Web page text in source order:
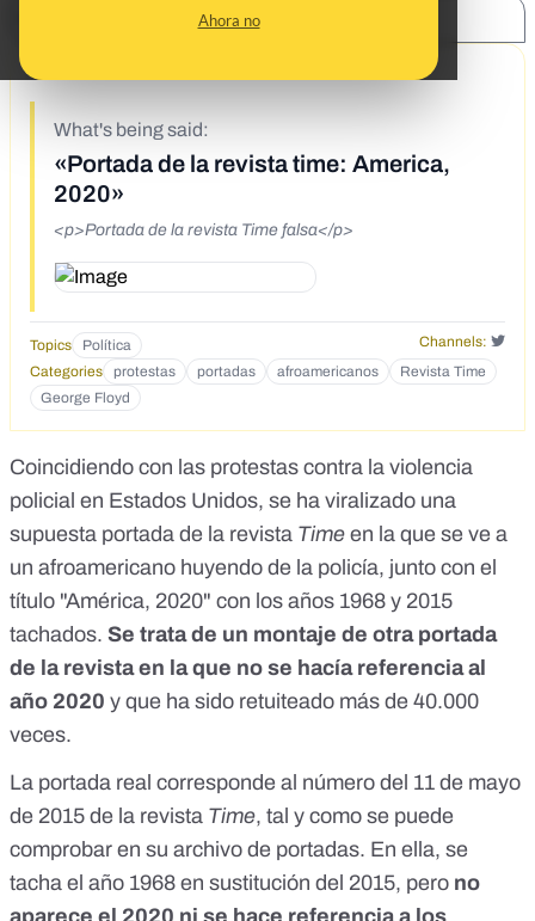
Ahora no
6/2/20
What's being said:
«Portada de la revista time: America,
2020»
<p>Portada de la revista Time falsa</p>
Topics Política
Channels:
Categories
protestas portadas afroamericanos
Revista Time
George Floyd
Coincidiendo con las protestas contra la violencia
policial en Estados Unidos, se ha viralizado una
supuesta portada de la revista Time en la que se ve a
un afroamericano huyendo de la policía, junto con el
título "América, 2020" con los años 1968 y 2015
tachados. Se trata de un montaje de otra portada
de la revista en la que no se hacía referencia al
año 2020 y que ha sido retuiteado más de 40.000
veces.
La portada real corresponde al número del 11 de mayo
de 2015 de la revista Time, tal y como se puede
comprobar en su archivo de portadas. En ella, se
tacha el año 1968 en sustitución del 2015, pero no